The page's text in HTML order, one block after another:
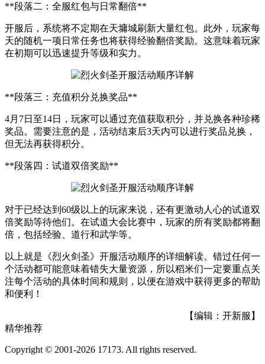
**段落二：全服红包与日常翻倍**
开服后，系统将不定期在天墉城刷新大量红包。此外，玩家每
天的随机一项日常任务也将获得经验翻倍奖励。这意味着玩家
在初期可以迅速提升等级和实力。
**段落三：充值积分兑换奖品**
4月7日至14日，玩家可以通过充值获取积分，并兑换各种珍稀
奖品。需要注意的是，活动结束后3天内可以进行奖品兑换，
但无法再获得积分。
**段落四：试道双倍奖励**
对于已经达到60级以上的玩家来说，还有更激动人心的试道双
倍奖励等待他们。在试道大会比赛中，玩家的所有奖励都将翻
倍，包括经验、道行和武学等。
以上就是《烈火剑圣》开服活动顺序的详细解读。错过任何一
个活动都可能意味着错失大量资源，所以稻米们一定要重点关
注每个活动的具体时间和规则，以便在游戏中获得更多的帮助
和便利！
【编辑：开新服】
精华推荐
Copyright © 2001-2026 17173. All rights reserved.